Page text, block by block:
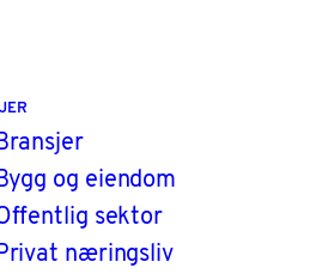
og eiendom
sektor
næringsliv